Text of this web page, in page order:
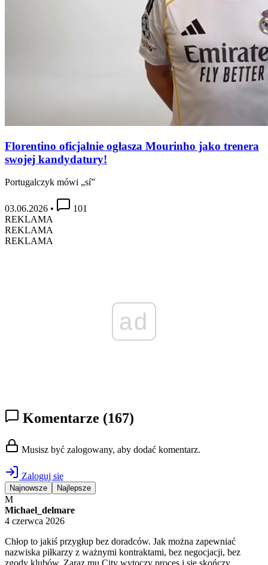
Florentino oficjalnie ogłasza Mourinho jako trenera
swojej kandydatury!
Portugalczyk mówi „sí”
03.06.2026 •
101
REKLAMA
REKLAMA
REKLAMA
ad
Komentarze (167)
Musisz być zalogowany, aby dodać komentarz.
Zaloguj się
Najnowsze Najlepsze
M
Michael_delmare
4 czerwca 2026
Chłop to jakiś przygłup bez doradców. Jak można zapewniać
nazwiska piłkarzy z ważnymi kontraktami, bez negocjacji, bez
zgody klubów. Zaraz mu City wytoczy proces i się skończy